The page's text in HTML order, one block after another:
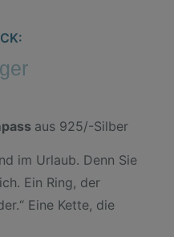
aus 925/-Silber
im Urlaub. Denn Sie
Ein Ring, der
Eine Kette, die